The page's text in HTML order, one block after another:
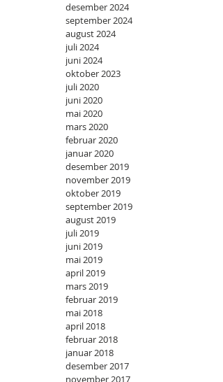
desember 2024
september 2024
august 2024
juli 2024
juni 2024
oktober 2023
juli 2020
juni 2020
mai 2020
mars 2020
februar 2020
januar 2020
desember 2019
november 2019
oktober 2019
september 2019
august 2019
juli 2019
juni 2019
mai 2019
april 2019
mars 2019
februar 2019
mai 2018
april 2018
februar 2018
januar 2018
desember 2017
november 2017